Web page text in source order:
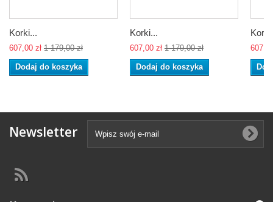
Korki...
607,00 zł 1 179,00 zł
Dodaj do koszyka
Korki...
607,00 zł 1 179,00 zł
Dodaj do koszyka
Newsletter